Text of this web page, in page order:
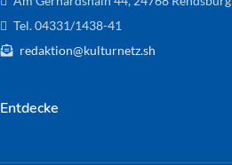
Tel. 04331/1438-41
redaktion@kulturnetz.sh
Entdecke